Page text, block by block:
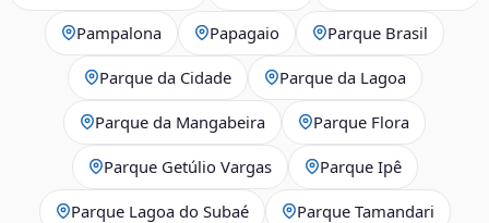
Pampalona Papagaio Parque Brasil
Parque da Cidade Parque da Lagoa
Parque da Mangabeira Parque Flora
Parque Getúlio Vargas Parque Ipê
Parque Lagoa do Subaé Parque Tamandari